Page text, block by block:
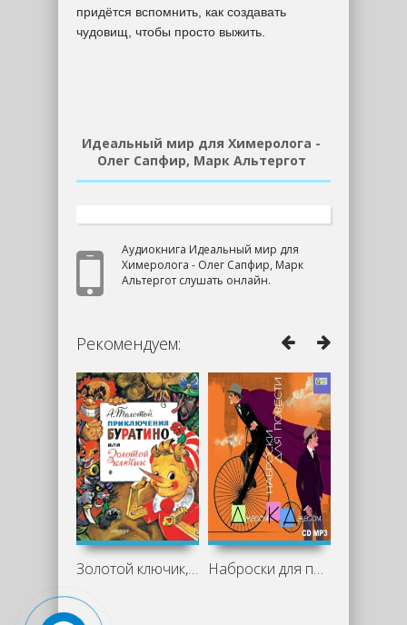
придётся вспомнить, как создавать
чудовищ, чтобы просто выжить.
Идеальный мир для Химеролога -
Олег Сапфир, Марк Альтергот
Аудиокнига Идеальный мир для
Химеролога - Олег Сапфир, Марк
Альтергот слушать онлайн.
Рекомендуем:
Золотой ключик, или Приключения Наброски для повести - Джером Клапка